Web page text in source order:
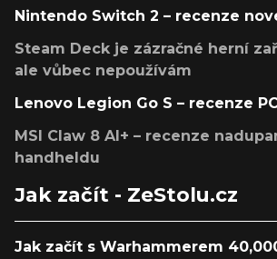
Nintendo Switch 2 – recenze
Steam Deck je zázračné herní
ale vůbec nepoužívám
Lenovo Legion Go S – recenze
MSI Claw 8 AI+ – recenze
handheldu
Jak začít - ZeStolu.cz
Jak začít s Warhammerem